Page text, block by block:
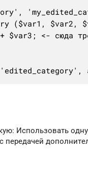
($var1, $var2,
Использовать одну
передачей